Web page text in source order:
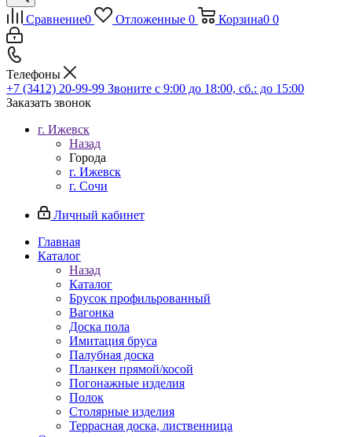
Сравнение0 Отложенные 0 Корзина0 0
Телефоны
+7 (3412) 20-99-99 Звоните с 9:00 до 18:00, сб.: до 15:00
Заказать звонок
г. Ижевск
Назад
Города
г. Ижевск
г. Сочи
Личный кабинет
Главная
Каталог
Назад
Каталог
Брусок профильрованный
Вагонка
Доска пола
Имитация бруса
Палубная доска
Планкен прямой/косой
Погонажные изделия
Полок
Столярные изделия
Террасная доска, лиственница